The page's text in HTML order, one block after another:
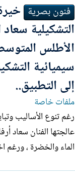
من خلال ثلاثة
سيميوطيقية، ويمكن
والدلالة، والوظيفة.
فنون بصرية
التشكيلية سعاد
الأطلس
سيميائية
إلى التطبيق..
ملفات خاصة
رغم تنوع الأساليب
عالجتها الفنان سعاد
الماء والخضرة ، ورغم